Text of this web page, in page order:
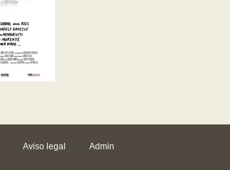
Aviso legal Admin